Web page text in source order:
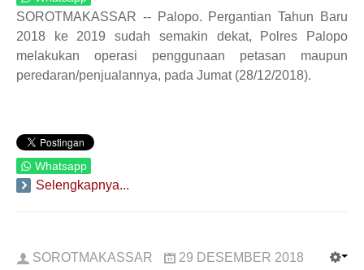
SOROTMAKASSAR -- Palopo. Pergantian Tahun Baru
2018 ke 2019 sudah semakin dekat, Polres Palopo
melakukan operasi penggunaan petasan maupun
peredaran/penjualannya, pada Jumat (28/12/2018).
Whatsapp
Selengkapnya...
SOROTMAKASSAR
29 DESEMBER 2018